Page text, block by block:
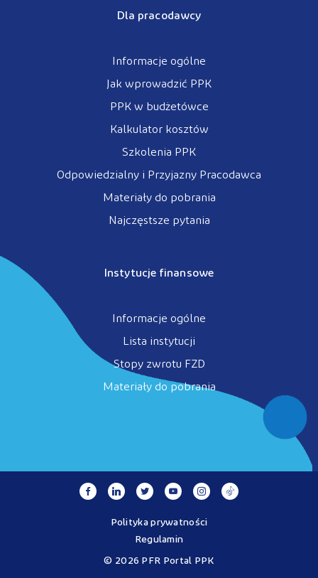
Dla pracodawcy
Informacje ogólne
Jak wprowadzić PPK
PPK w budżetówce
Kalkulator kosztów
Szkolenia PPK
Odpowiedzialny i Przyjazny Pracodawca
Materiały do pobrania
Najczęstsze pytania
Instytucje finansowe
Informacje ogólne
Lista instytucji
Stopy zwrotu FZD
Materiały do pobrania
© 2026 PFR Portal PPK
Polityka prywatności
Regulamin